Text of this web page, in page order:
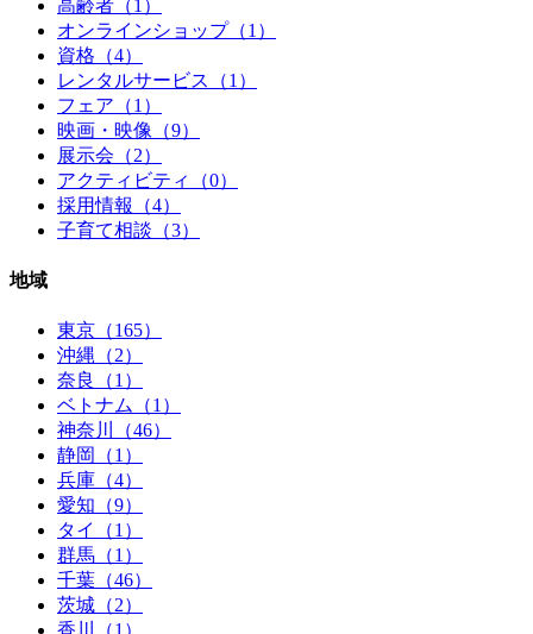
高齢者（1）
オンラインショップ（1）
資格（4）
レンタルサービス（1）
フェア（1）
映画・映像（9）
展示会（2）
アクティビティ（0）
採用情報（4）
子育て相談（3）
地域
東京（165）
沖縄（2）
奈良（1）
ベトナム（1）
神奈川（46）
静岡（1）
兵庫（4）
愛知（9）
タイ（1）
群馬（1）
千葉（46）
茨城（2）